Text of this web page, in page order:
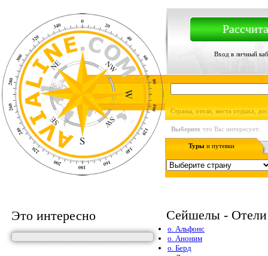
Вход в личный
Страны, отели, места отдыха,
Выберите что Вас интересует:
Туры и путевки
Это интересно Сейшелы - Отели
о. Альфонс
о. Аноним
о. Берд